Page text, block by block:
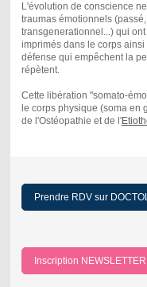
L'évolution de conscience
traumas émotionnels
transgenerationnel...) qui
imprimés dans le corps
défense qui empêchent la
répètent.
Cette libération "somato-
le corps physique (soma en
de l'Ostéopathie et de l'
Prendre RDV sur
Inscription